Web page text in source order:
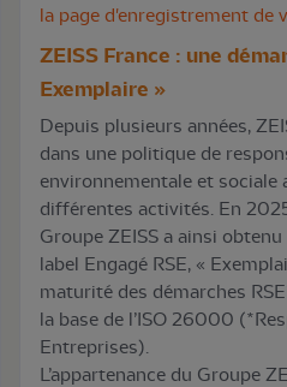
la page d'enregistrement de
ZEISS France : une
Exemplaire »
Depuis plusieurs années,
dans une politique de
environnementale et sociale
différentes activités. En
Groupe ZEISS a ainsi
label Engagé RSE, «
maturité des démarches
la base de l’ISO 26000
Entreprises).
L’appartenance du Groupe